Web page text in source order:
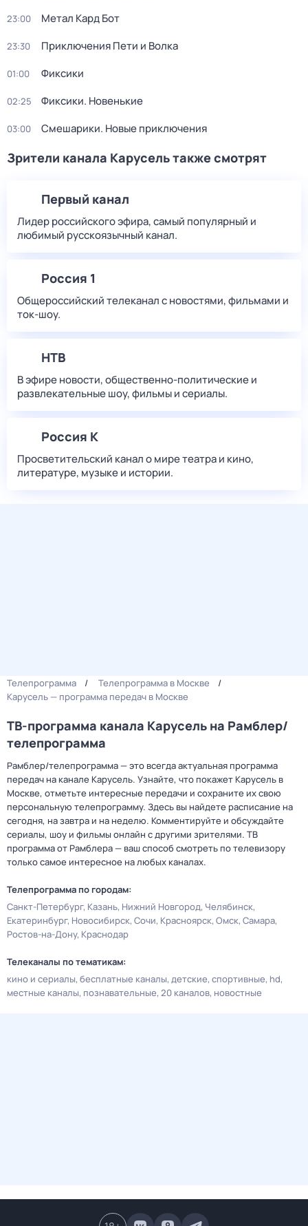
23:00 Метал Кард Бот
23:30 Приключения Пети и Волка
01:00 Фиксики
02:25 Фиксики. Новенькие
03:00 Смешарики. Новые приключения
Зрители канала Карусель также смотрят
Первый канал
Лидер российского эфира, самый популярный и
любимый русскоязычный канал.
Россия 1
Общероссийский телеканал с новостями, фильмами и
ток-шоу.
НТВ
В эфире новости, общественно-политические и
развлекательные шоу, фильмы и сериалы.
Россия К
Просветительский канал о мире театра и кино,
литературе, музыке и истории.
Телепрограмма
Телепрограмма в Москве
Карусель — программа передач в Москве
ТВ-программа канала Карусель на Рамблер/
телепрограмма
Рамблер/телепрограмма — это всегда актуальная программа
передач на канале Карусель. Узнайте, что покажет Карусель в
Москве, отметьте интересные передачи и сохраните их свою
персональную телепрограмму. Здесь вы найдете расписание на
сегодня, на завтра и на неделю. Комментируйте и обсуждайте
сериалы, шоу и фильмы онлайн с другими зрителями. ТВ
программа от Рамблера — ваш способ смотреть по телевизору
только самое интересное на любых каналах.
Телепрограмма по городам:
Санкт-Петербург Казань Нижний Новгород Челябинск
Екатеринбург Новосибирск Сочи Красноярск Омск Самара
Ростов-на-Дону Краснодар
Телеканалы по тематикам:
кино и сериалы бесплатные каналы детские спортивные hd
местные каналы познавательные 20 каналов новостные